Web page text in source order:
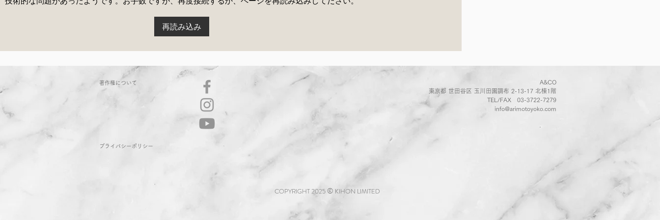
そ、とびきりのおいしさを」
暑い夏を乗り切る「うちの定
イブを配信します！
再読み込み
著作権について
A&CO
東京都 世田谷区 玉川田園調布 2-13-17 北棟1階
TEL/FAX 03-3722-7279
info@arimotoyoko.com
​プライバシーポリシー
COPYRIGHT 2025 © KIHON LIMITED